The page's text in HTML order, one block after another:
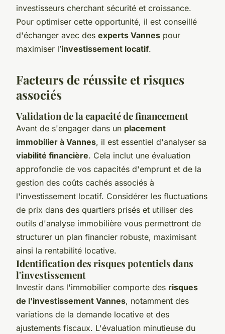
investisseurs cherchant sécurité et croissance.
Pour optimiser cette opportunité, il est conseillé
d'échanger avec des experts Vannes pour
maximiser l’investissement locatif.
Facteurs de réussite et risques
associés
Validation de la capacité de financement
Avant de s'engager dans un placement
immobilier à Vannes, il est essentiel d'analyser sa
viabilité financière. Cela inclut une évaluation
approfondie de vos capacités d'emprunt et de la
gestion des coûts cachés associés à
l'investissement locatif. Considérer les fluctuations
de prix dans des quartiers prisés et utiliser des
outils d'analyse immobilière vous permettront de
structurer un plan financier robuste, maximisant
ainsi la rentabilité locative.
Identification des risques potentiels dans
l'investissement
Investir dans l'immobilier comporte des risques
de l'investissement Vannes, notamment des
variations de la demande locative et des
ajustements fiscaux. L'évaluation minutieuse du